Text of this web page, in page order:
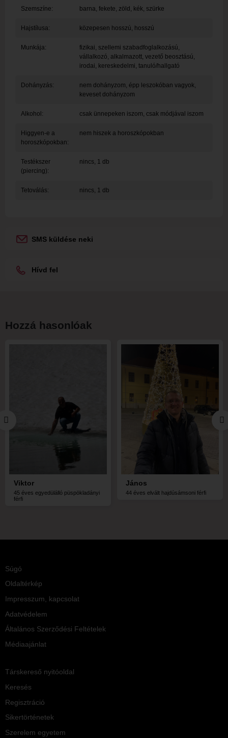
Szemszíne: barna, fekete, zöld, kék, szürke
Hajstílusa: közepesen hosszú, hosszú
Munkája:
fizikai, szellemi szabadfoglalkozású,
vállalkozó, alkalmazott, vezető beosztású,
irodai, kereskedelmi, tanuló/hallgató
Dohányzás:
nem dohányzom, épp leszokóban vagyok,
keveset dohányzom
Alkohol: csak ünnepeken iszom, csak módjával iszom
Higgyen-e a
horoszkópokban:
nem hiszek a horoszkópokban
Testékszer
(piercing):
nincs, 1 db
Tetoválás: nincs, 1 db
SMS küldése neki
Hívd fel
Hozzá hasonlóak
Viktor
45 éves egyedülálló püspökladányi
férfi
János
44 éves elvált hajdúsámsoni férfi
Súgó
Oldaltérkép
Impresszum, kapcsolat
Adatvédelem
Általános Szerződési Feltételek
Médiaajánlat
Társkereső nyitóoldal
Keresés
Regisztráció
Sikertörténetek
Szerelem egyetem